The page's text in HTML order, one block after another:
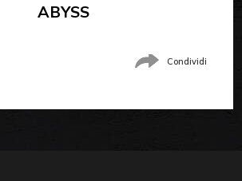
ABYSS
Condividi